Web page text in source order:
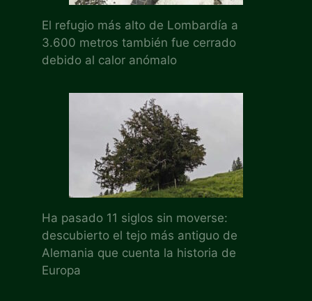
El refugio más alto de Lombardía a
3.600 metros también fue cerrado
debido al calor anómalo
Ha pasado 11 siglos sin moverse:
descubierto el tejo más antiguo de
Alemania que cuenta la historia de
Europa